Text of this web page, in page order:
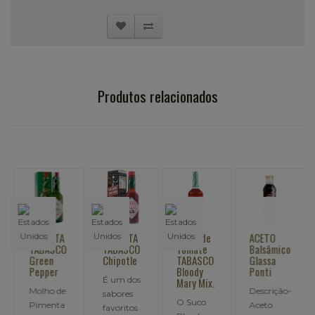
Produtos relacionados
PIMENTA
TABASCO
Green
Pepper
Molho de
Pimenta
PIMENTA
TABASCO
Chipotle
É um dos
sabores
favoritos
SUCO de
Tomate
TABASCO
Bloody
Mary Mix.
O Suco
ACETO
Balsâmico
Glassa
Ponti
Descrição-
Aceto